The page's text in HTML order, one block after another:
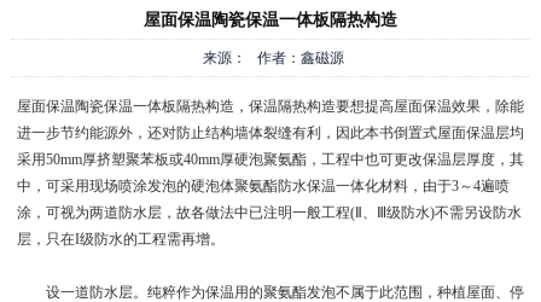
屋面保温陶瓷保温一体板隔热构造
来源： 作者：鑫磁源
屋面保温陶瓷保温一体板隔热构造，保温隔热构造要想提高屋面保温效果，除能
进一步节约能源外，还对防止结构墙体裂缝有利，因此本书倒置式屋面保温层均
采用50mm厚挤塑聚苯板或40mm厚硬泡聚氨酯，工程中也可更改保温层厚度，其
中，可采用现场喷涂发泡的硬泡体聚氨酯防水保温一体化材料，由于3～4遍喷
涂，可视为两道防水层，故各做法中已注明一般工程(Ⅱ、Ⅲ级防水)不需另设防水
层，只在I级防水的工程需再增。
设一道防水层。纯粹作为保温用的聚氨酯发泡不属于此范围，种植屋面、停